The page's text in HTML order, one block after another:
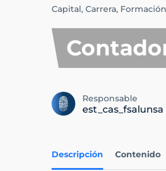
Capital, Carrera,
Responsable
est_cas_fsalunsa
Descripción Contenido